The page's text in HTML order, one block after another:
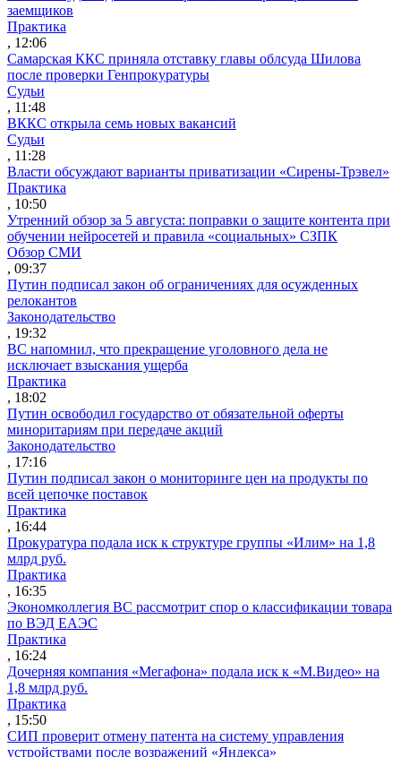
заемщиков
Практика
, 12:06
Самарская ККС приняла отставку главы облсуда Шилова
после проверки Генпрокуратуры
Судьи
, 11:48
ВККС открыла семь новых вакансий
Судьи
, 11:28
Власти обсуждают варианты приватизации «Сирены-Трэвел»
Практика
, 10:50
Утренний обзор за 5 августа: поправки о защите контента при
обучении нейросетей и правила «социальных» СЗПК
Обзор СМИ
, 09:37
Путин подписал закон об ограничениях для осужденных
релокантов
Законодательство
, 19:32
ВС напомнил, что прекращение уголовного дела не
исключает взыскания ущерба
Практика
, 18:02
Путин освободил государство от обязательной оферты
миноритариям при передаче акций
Законодательство
, 17:16
Путин подписал закон о мониторинге цен на продукты по
всей цепочке поставок
Практика
, 16:44
Прокуратура подала иск к структуре группы «Илим» на 1,8
млрд руб.
Практика
, 16:35
Экономколлегия ВС рассмотрит спор о классификации товара
по ВЭД ЕАЭС
Практика
, 16:24
Дочерняя компания «Мегафона» подала иск к «М.Видео» на
1,8 млрд руб.
Практика
, 15:50
СИП проверит отмену патента на систему управления
устройствами после возражений «Яндекса»